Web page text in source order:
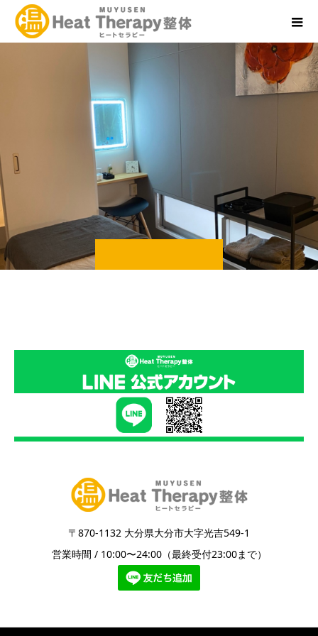
〒870-1132 大分県大分市大字光吉549-1
営業時間 / 10:00〜24:00（最終受付23:00まで）